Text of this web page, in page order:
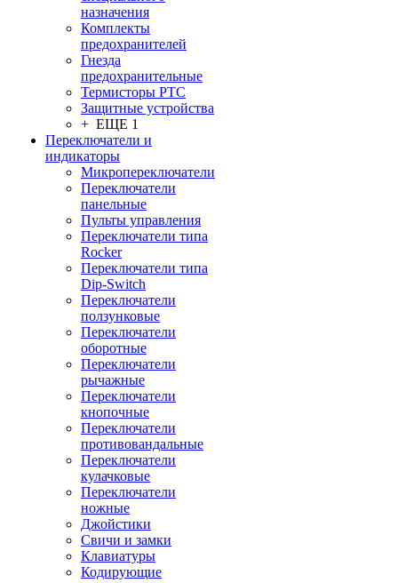
назначения
Комплекты
предохранителей
Гнезда
предохранительные
Термисторы PTC
Защитные устройства
+ ЕЩЕ 1
Переключатели и
индикаторы
Микропереключатели
Переключатели
панельные
Пульты управления
Переключатели типа
Rocker
Переключатели типа
Dip-Switch
Переключатели
ползунковые
Переключатели
оборотные
Переключатели
рычажные
Переключатели
кнопочные
Переключатели
противовандальные
Переключатели
кулачковые
Переключатели
ножные
Джойстики
Свичи и замки
Клавиатуры
Кодирующие